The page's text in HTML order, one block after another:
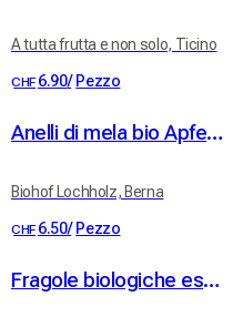
A tutta frutta e non solo, Ticino
CHF 6.90/ Pezzo
Anelli di mela bio Apfelringli da alberi ad alto fusto 60 g
Biohof Lochholz, Berna
CHF 6.50/ Pezzo
Fragole biologiche essiccate 40 g